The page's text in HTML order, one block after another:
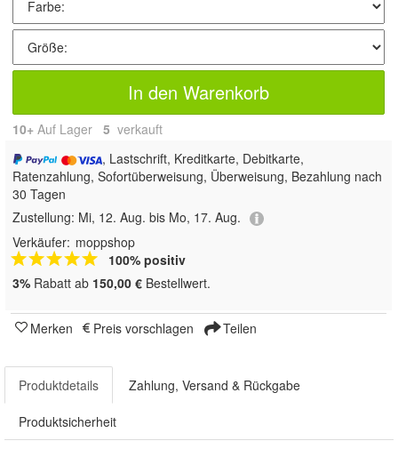
In den Warenkorb
10+ Auf Lager 5 verkauft
, Lastschrift, Kreditkarte, Debitkarte,
Ratenzahlung, Sofortüberweisung, Überweisung, Bezahlung nach
30 Tagen
Zustellung: Mi, 12. Aug. bis Mo, 17. Aug.
Verkäufer: moppshop
100% positiv
3% Rabatt ab 150,00 € Bestellwert.
Merken Preis vorschlagen Teilen
Produktdetails Zahlung, Versand & Rückgabe
Produktsicherheit